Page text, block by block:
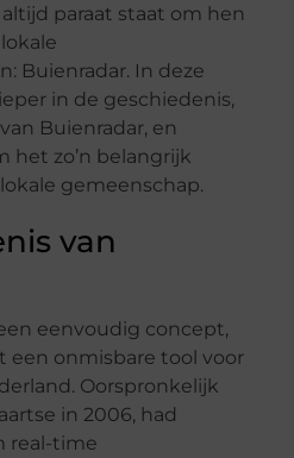
paraat staat om hen
Buienradar. In deze
in de geschiedenis,
Buienradar, en
het zo’n belangrijk
gemeenschap.
van
eenvoudig concept,
een onmisbare tool voor
Oorspronkelijk
in 2006, had
real-time